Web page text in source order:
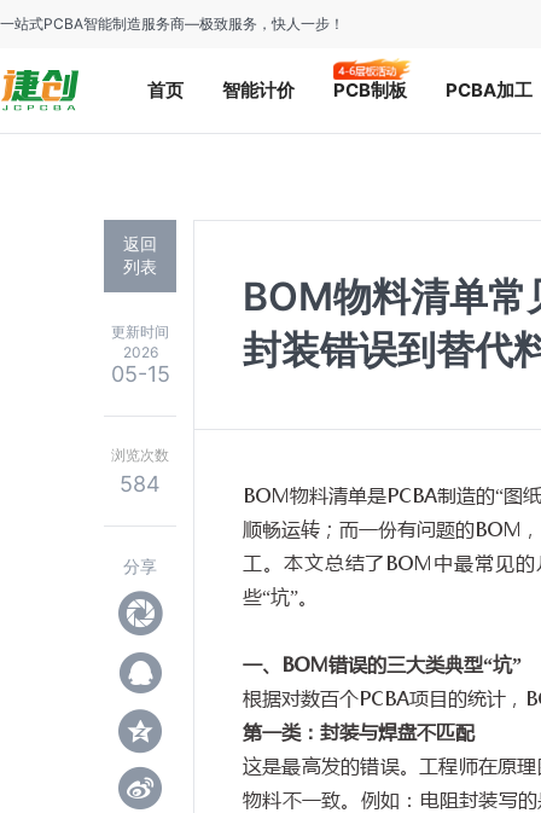
一站式PCBA智能制造服务商—极致服务，快人一步！
首页 智能计价 PCB制板 PCBA加工
返回
列表
更新时间
2026
05-15
浏览次数
584
分享
BOM物料清单常
封装错误到替代
BOM物料清单是PCBA制造的“图
顺畅运转；而一份有问题的BOM
工。本文总结了BOM中最常见
些“坑”。
一、 BOM错误的三大类典型“坑”
根据对数百个PCBA项目的统计，
第一类：封装与焊盘不匹配
这是最高发的错误。工程师在原
物料不一致。例如：电阻封装写